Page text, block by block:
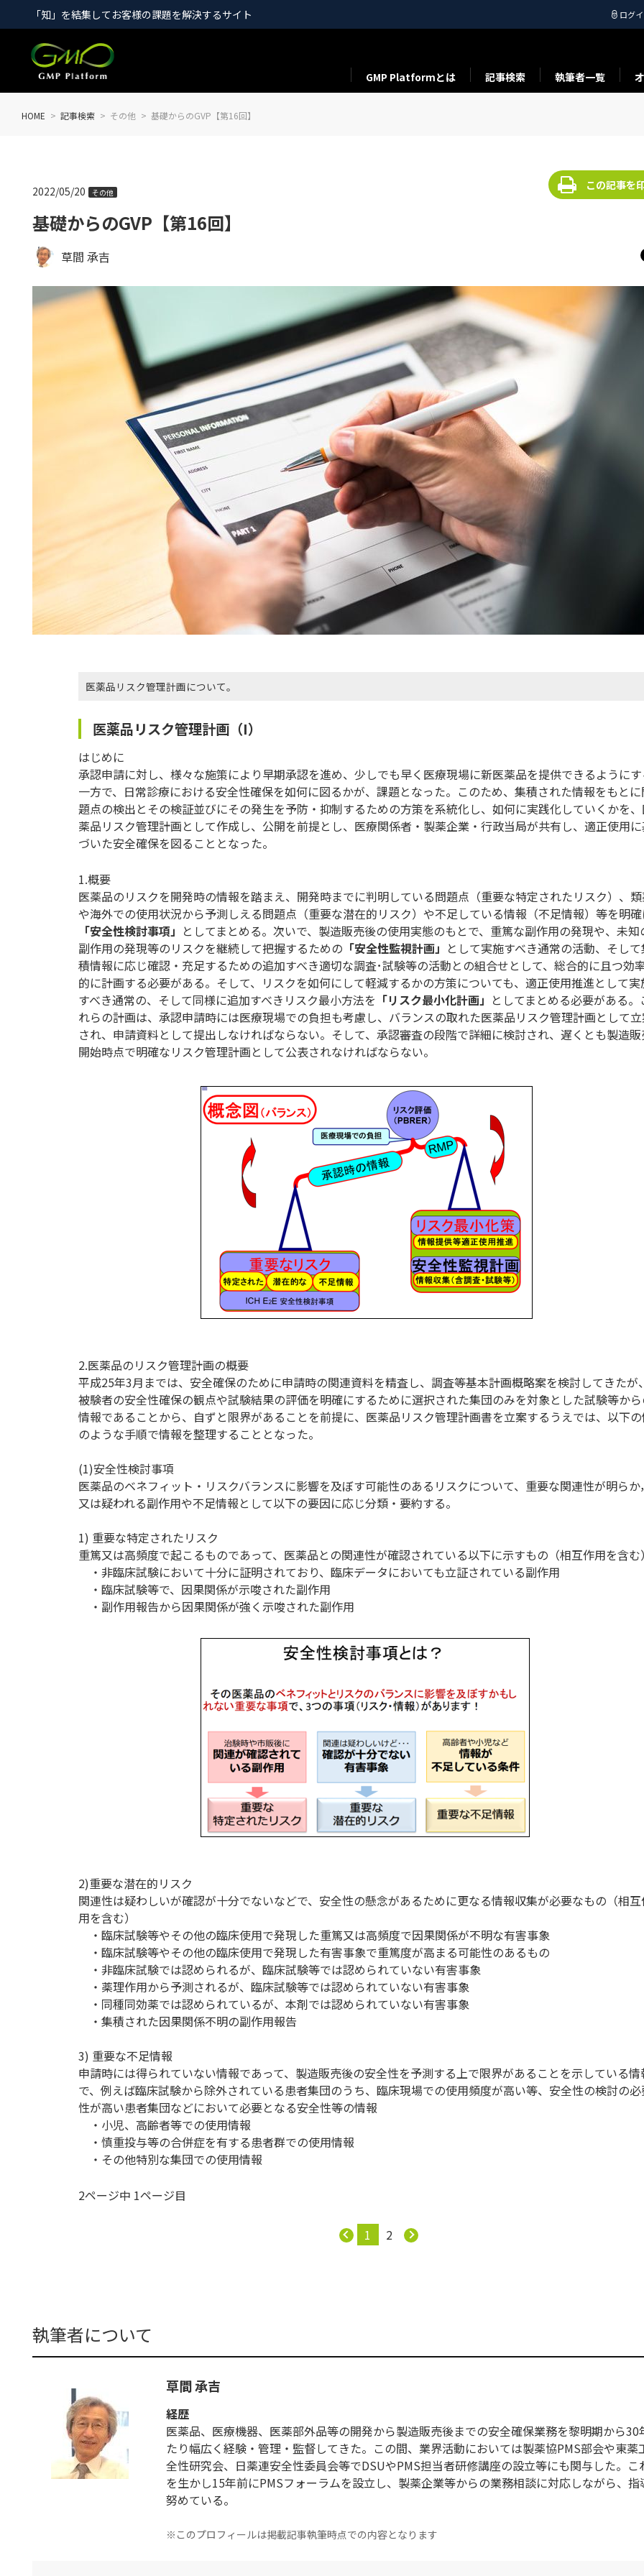
「知」を結集してお客様の課題を解決するサイト ログ
GMP Platformとは 記事検索 執筆者一覧
HOME 記事検索 その他 基礎からのGVP【第16回】
基礎からのGVP【第16回】
2022/05/20 その他
この記事を
草間 承吉
医薬品リスク管理計画について。
医薬品リスク管理計画（I）
はじめに
承認申請に対し、様々な施策により早期承認を進め、少しでも早く医療現場に新医薬品を提供できるように
一方で、日常診療における安全性確保を如何に図るかが、課題となった。このため、集積された情報をもと
題点の検出とその検証並びにその発生を予防・抑制するための方策を系統化し、如何に実践化していくかを
薬品リスク管理計画として作成し、公開を前提とし、医療関係者・製薬企業・行政当局が共有し、適正使用
づいた安全確保を図ることとなった。
1.概要
医薬品のリスクを開発時の情報を踏まえ、開発時までに判明している問題点（重要な特定されたリスク）、
や海外での使用状況から予測しえる問題点（重要な潜在的リスク）や不足している情報（不足情報）等を明
「安全性検討事項」 としてまとめる。次いで、製造販売後の使用実態のもとで、重篤な副作用の発現や、未知
副作用の発現等のリスクを継続して把握するための 「安全性監視計画」 として実施すべき通常の活動、そし
積情報に応じ確認・充足するための追加すべき適切な調査･試験等の活動との組合せとして、総合的に且つ効
的に計画する必要がある。そして、リスクを如何にして軽減するかの方策についても、適正使用推進として実
すべき通常の、そして同様に追加すべきリスク最小方法を 「リスク最小化計画」 としてまとめる必要がある。
れらの計画は、承認申請時には医療現場での負担も考慮し、バランスの取れた医薬品リスク管理計画として
され、申請資料として提出しなければならない。そして、承認審査の段階で詳細に検討され、遅くとも製造
開始時点で明確なリスク管理計画として公表されなければならない。
2.医薬品のリスク管理計画の概要
平成25年3月までは、安全確保のために申請時の関連資料を精査し、調査等基本計画概略案を検討してきたが
被験者の安全性確保の観点や試験結果の評価を明確にするために選択された集団のみを対象とした試験等か
情報であることから、自ずと限界があることを前提に、医薬品リスク管理計画書を立案するうえでは、以下
のような手順で情報を整理することとなった。
(1)安全性検討事項
医薬品のベネフィット・リスクバランスに影響を及ぼす可能性のあるリスクについて、重要な関連性が明らか
又は疑われる副作用や不足情報として以下の要因に応じ分類・要約する。
1) 重要な特定されたリスク
重篤又は高頻度で起こるものであって、医薬品との関連性が確認されている以下に示すもの（相互作用を含む
・非臨床試験において十分に証明されており、臨床データにおいても立証されている副作用
・臨床試験等で、因果関係が示唆された副作用
・副作用報告から因果関係が強く示唆された副作用
2)重要な潜在的リスク
関連性は疑わしいが確認が十分でないなどで、安全性の懸念があるために更なる情報収集が必要なもの（相
用を含む）
・臨床試験等やその他の臨床使用で発現した重篤又は高頻度で因果関係が不明な有害事象
・臨床試験等やその他の臨床使用で発現した有害事象で重篤度が高まる可能性のあるもの
・非臨床試験では認められるが、臨床試験等では認められていない有害事象
・薬理作用から予測されるが、臨床試験等では認められていない有害事象
・同種同効薬では認められているが、本剤では認められていない有害事象
・集積された因果関係不明の副作用報告
3) 重要な不足情報
申請時には得られていない情報であって、製造販売後の安全性を予測する上で限界があることを示している情
で、例えば臨床試験から除外されている患者集団のうち、臨床現場での使用頻度が高い等、安全性の検討の
性が高い患者集団などにおいて必要となる安全性等の情報
・小児、高齢者等での使用情報
・慎重投与等の合併症を有する患者群での使用情報
・その他特別な集団での使用情報
2ページ中 1ページ目
1 2
執筆者について
草間 承吉
経歴
医薬品、医療機器、医薬部外品等の開発から製造販売後までの安全確保業務を黎明期から30
たり幅広く経験・管理・監督してきた。この間、業界活動においては製薬協PMS部会や東薬
全性研究会、日薬連安全性委員会等でDSUやPMS担当者研修講座の設立等にも関与した。こ
を生かし15年前にPMSフォーラムを設立し、製薬企業等からの業務相談に対応しながら、
努めている。
※このプロフィールは掲載記事執筆時点での内容となります